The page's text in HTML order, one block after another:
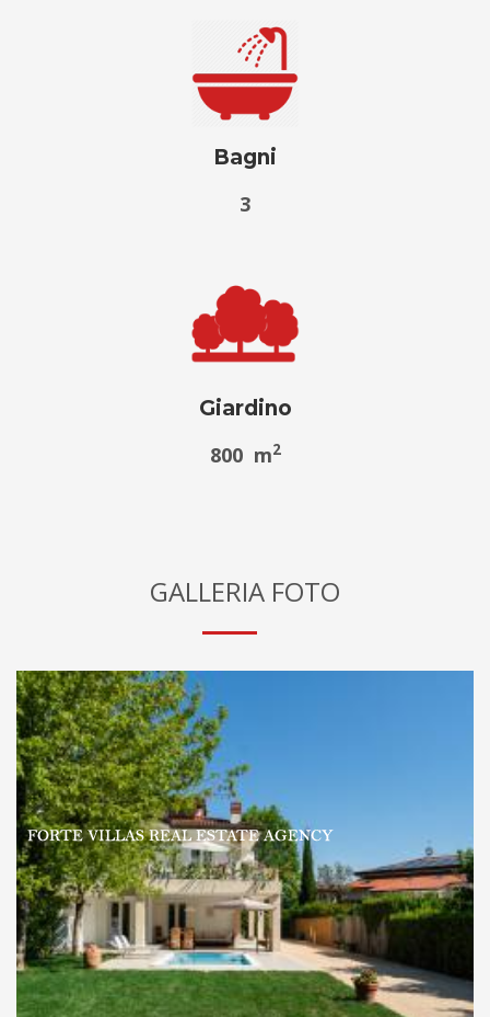
Bagni
3
Giardino
800 m2
GALLERIA FOTO